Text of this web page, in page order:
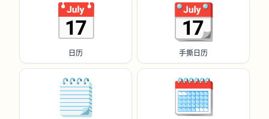
📅
日历
📆
手撕日历
🗒️ 🗓️